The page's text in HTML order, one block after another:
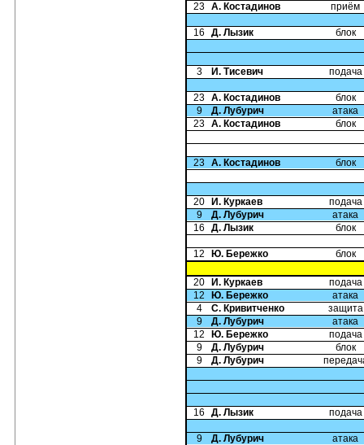
23 А. Костадинов приём
16 Д. Лызик блок
3 И. Тисевич подача
23 А. Костадинов
блок
9
Д. Лубурич
атака
23 А. Костадинов блок
23 А. Костадинов блок
20 И. Куркаев
подача
9
Д. Лубурич
атака
16
Д. Лызик блок
12 Ю. Бережко блок
20 И. Куркаев
подача
12
Ю. Бережко
атака
4
С. Кривитченко
защита
9
Д. Лубурич
атака
12
Ю. Бережко
подача
9
Д. Лубурич
блок
9
Д. Лубурич
16 Д. Лызик подача
9 Д. Лубурич
атака